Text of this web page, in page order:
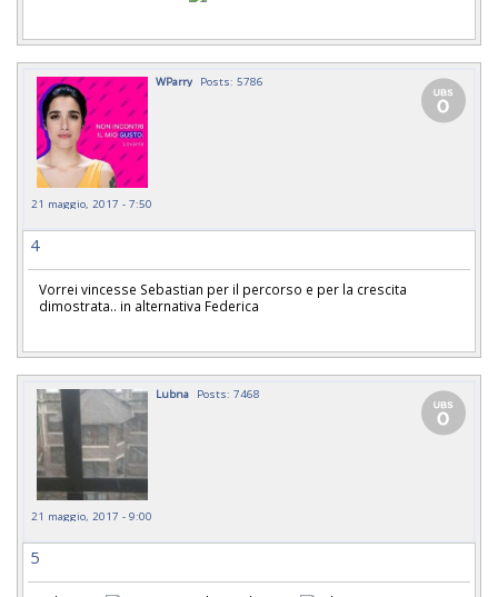
WParry Posts: 5786
21 maggio, 2017 - 7:50
4
Vorrei vincesse Sebastian per il percorso e per la crescita
dimostrata.. in alternativa Federica
Lubna Posts: 7468
21 maggio, 2017 - 9:00
5